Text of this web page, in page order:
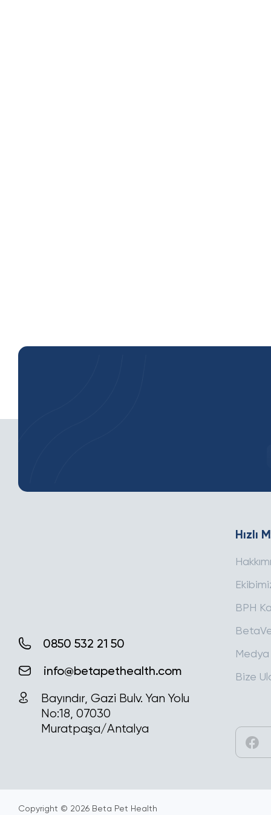
0850 532 21 50
info@betapethealth.com
Bayındır, Gazi Bulv. Yan Yolu
No:18, 07030
Muratpaşa/Antalya
Hızlı
BPH
Medya
Bize
Copyright © 2026 Beta Pet Health